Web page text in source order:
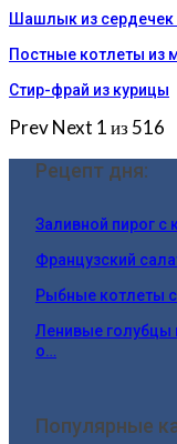
Шашлык из сердечек
Постные котлеты из
Стир-фрай из курицы
PrevNext 1 из 516
Рецепт дня:
Заливной пирог с
Французский
Рыбные котлеты
Ленивые голубцы
о…
Популярные